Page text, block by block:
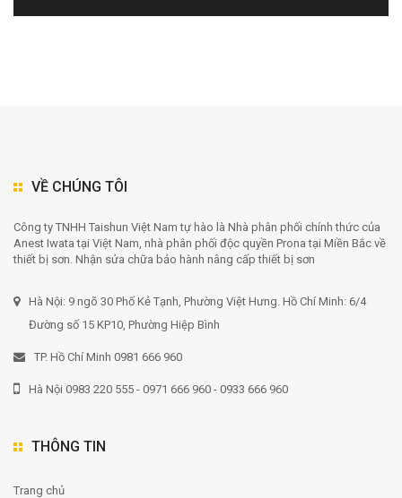
VỀ CHÚNG TÔI
Công ty TNHH Taishun Việt Nam tự hào là Nhà phân phối chính thức của
Anest Iwata tại Việt Nam, nhà phân phối độc quyền Prona tại Miền Bắc về
thiết bị sơn. Nhận sửa chữa bảo hành nâng cấp thiết bị sơn
Hà Nội: 9 ngõ 30 Phố Kẻ Tạnh, Phường Việt Hưng. Hồ Chí Minh: 6/4
Đường số 15 KP10, Phường Hiệp Bình
TP. Hồ Chí Minh 0981 666 960
Hà Nội 0983 220 555 - 0971 666 960 - 0933 666 960
THÔNG TIN
Trang chủ